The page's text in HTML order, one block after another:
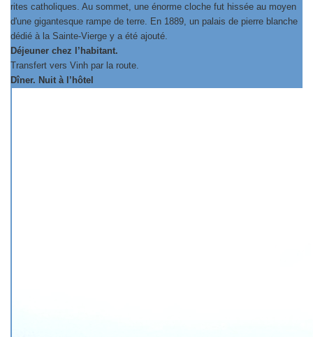
rites catholiques. Au sommet, une énorme cloche fut hissée au moyen
d'une gigantesque rampe de terre. En 1889, un palais de pierre blanche
dédié à la Sainte-Vierge y a été ajouté.
Déjeuner chez l’habitant.
Transfert vers Vinh par la route.
Dîner. Nuit à l’hôtel